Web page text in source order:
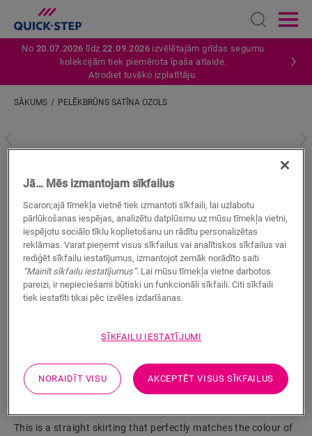
Open
No 20.07.2026 līdz22.09.2026 izvēlētajām grīdas segumu
kolekcijām tiek piemērota īpaša atlaide.
Atrodiet tuvāko izplatītāju.
SĀKUMS PELĒKBRŪNS SATĪNA OZOLS
Pelēkbrūns satīna ozols
VINILA AKSESUĀRI STANDARD SKIRTING QSVSKDB20312
Skaista apdare
Krāsas pieskaņotas jūsu grīdai
Pret skrāpējumiem izturīgs virsējais slānis
Ūdensizturīgs
This is a straight skirting that perfectly matches the colour of
Jā… Mēs izmantojam sīkfailus
Scaron;ajā tīmekļa vietnē tiek izmantoti sīkfaili, lai uzlabotu
pārlūkošanas iespējas, analizētu datplūsmu uz mūsu tīmekļa vietni,
iespējotu sociālo tīklu koplietošanu un rādītu personalizētas
reklāmas. Varat pieņemt visus sīkfailus vai analītiskos sīkfailus vai
rediģēt sīkfailu iestatījumus, izmantojot zemāk norādīto saiti
“Mainīt sīkfailu iestatījumus”. Lai mūsu tīmekļa vietne darbotos
pareizi, ir nepieciešami būtiski un funkcionāli sīkfaili. Citi sīkfaili
tiek iestatīti tikai pēc izvēles izdarīšanas.
SĪKFAILU IESTATĪJUMI
NORAIDĪT VISU AKCEPTĒT VISUS SĪKFAILUS